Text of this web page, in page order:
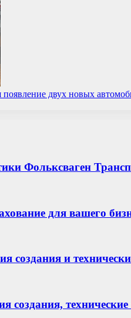
двух новых
Фольксваген
для вашего
создания и